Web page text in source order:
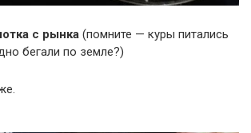
с рынка (помните — куры питались
бегали по земле?)